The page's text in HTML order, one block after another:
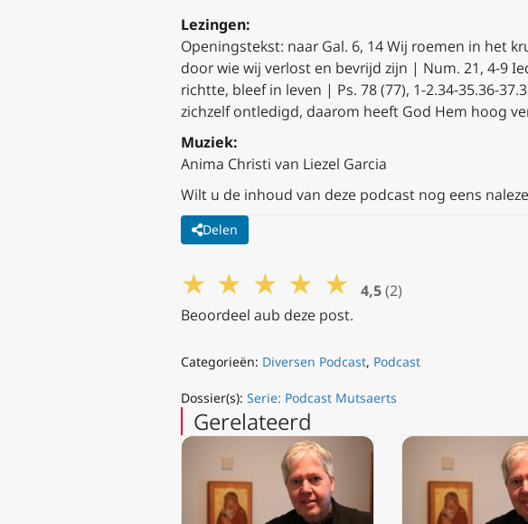
Lezingen:
Openingstekst: naar Gal. 6, 14 Wij roemen in het
door wie wij verlost en bevrijd zijn | Num. 21, 4-9
richtte, bleef in leven | Ps. 78 (77), 1-2.34-35.36-
zichzelf ontledigd, daarom heeft God Hem hoog
Muziek:
Anima Christi van Liezel Garcia
Wilt u de inhoud van deze podcast nog eens
Delen
★ ★ ★ ★ ★ 4,5 (2)
Beoordeel aub deze post.
Categorieën: Diversen Podcast, Podcast
Dossier(s): Serie: Podcast Mutsaerts
Gerelateerd